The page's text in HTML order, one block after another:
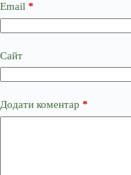
Email *
Сайт
Додати коментар *